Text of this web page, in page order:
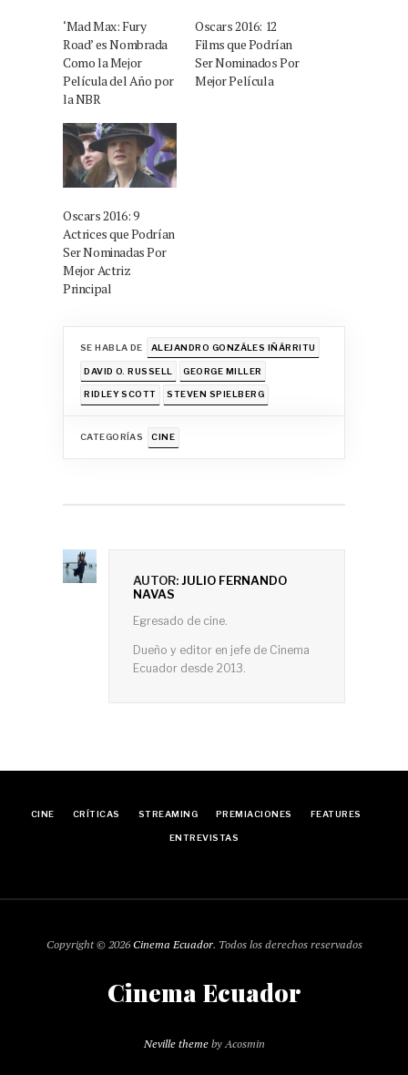
‘Mad Max: Fury
Road’ es Nombrada
Como la Mejor
Película del Año por
la NBR
Oscars 2016: 12
Films que Podrían
Ser Nominados Por
Mejor Película
Oscars 2016: 9
Actrices que Podrían
Ser Nominadas Por
Mejor Actriz
Principal
SE HABLA DE ALEJANDRO GONZÁLES IÑÁRRITU
DAVID O. RUSSELL GEORGE MILLER
RIDLEY SCOTT STEVEN SPIELBERG
CATEGORÍAS CINE
AUTOR:JULIO FERNANDO
NAVAS
Egresado de cine.
Dueño y editor en jefe de Cinema
Ecuador desde 2013.
CINE CRÍTICAS STREAMING PREMIACIONES FEATURES
ENTREVISTAS
Copyright © 2026Cinema Ecuador. Todos los derechos reservados
Cinema Ecuador
Neville themeby Acosmin